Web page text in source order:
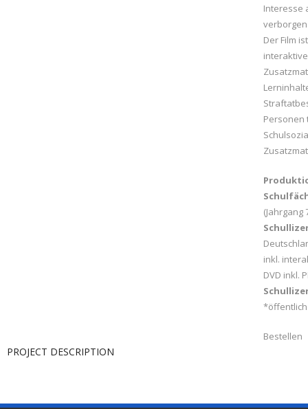
Interesse
Der Film
Personen
(Jahrgang
inkl.
DVD inkl.
Bestellen
PROJECT DESCRIPTION